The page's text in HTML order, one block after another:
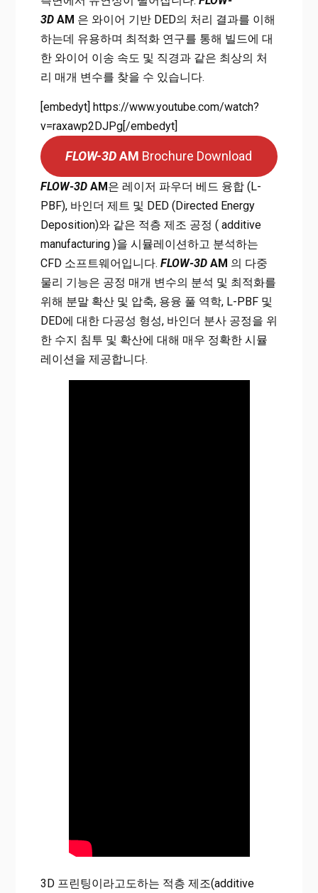
3DAM 은 와이어 기반 DED의 처리 결과를 이해
하는데 유용하며 최적화 연구를 통해 빌드에 대
한 와이어 이송 속도 및 직경과 같은 최상의 처
리 매개 변수를 찾을 수 있습니다.
[embedyt] https://www.youtube.com/watch?
v=raxawp2DJPg[/embedyt]
FLOW-3DAM Brochure Download
FLOW-3DAM은 레이저 파우더 베드 융합 (L-
PBF), 바인더 제트 및 DED (Directed Energy
Deposition)와 같은 적층 제조 공정 ( additive
manufacturing )을 시뮬레이션하고 분석하는
CFD 소프트웨어입니다. FLOW-3DAM 의 다중
물리 기능은 공정 매개 변수의 분석 및 최적화를
위해 분말 확산 및 압축, 용융 풀 역학, L-PBF 및
DED에 대한 다공성 형성, 바인더 분사 공정을 위
한 수지 침투 및 확산에 대해 매우 정확한 시뮬
레이션을 제공합니다.
3D 프린팅이라고도하는 적층 제조(additive